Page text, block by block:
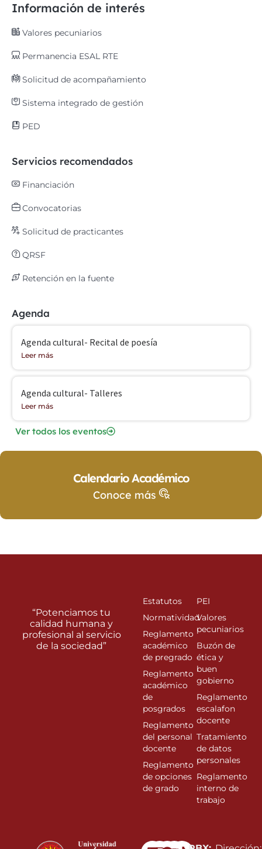
Información de interés
Valores pecuniarios
Permanencia ESAL RTE
Solicitud de acompañamiento
Sistema integrado de gestión
PED
Servicios recomendados
Financiación
Convocatorias
Solicitud de practicantes
QRSF
Retención en la fuente
Agenda
Agenda cultural- Recital de poesía
Leer más
Agenda cultural- Talleres
Leer más
Ver todos los eventos
Calendario Académico
Conoce más
Linkedin
Instagram
Facebook
Youtube
“Potenciamos tu
calidad humana y
profesional al servicio
de la sociedad”
Estatutos
Normatividad
Reglamento
académico
de pregrado
Reglamento
académico
de
posgrados
Reglamento
del personal
docente
Reglamento
de opciones
de grado
PEI
Valores
pecuniarios
Buzón de
ética y
buen
gobierno
Reglamento
escalafon
docente
Tratamiento
de datos
personales
Reglamento
interno de
trabajo